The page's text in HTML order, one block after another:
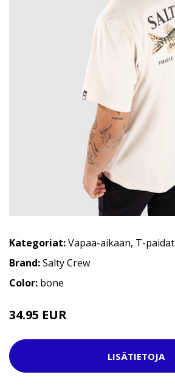
Kategoriat:Vapaa-aikaan, T-paidat
Brand:Salty Crew
Color: bone
34.95 EUR
LISÄTIETOJA